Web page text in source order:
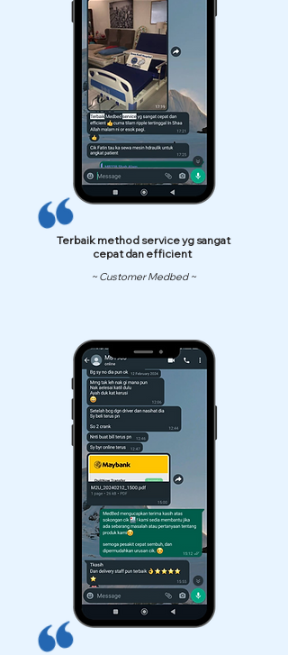
Terbaik method service yg sangat
cepat dan efficient
~ Customer Medbed ~